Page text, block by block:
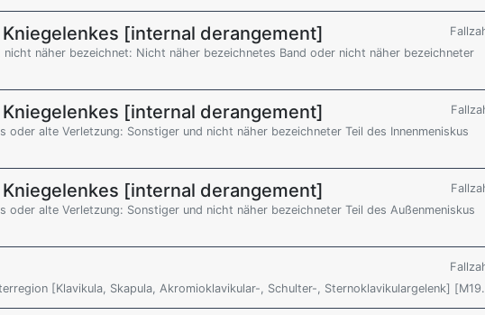
[internal derangement]
nicht näher bezeichnet: Nicht näher bezeichnetes Band oder nicht näher bezeichneter
[internal derangement]
oder alte Verletzung: Sonstiger und nicht näher bezeichneter Teil des Innenmeniskus
[internal derangement]
oder alte Verletzung: Sonstiger und nicht näher bezeichneter Teil des Außenmeniskus
[Klavikula, Skapula, Akromioklavikular-, Schulter-, Sternoklavikulargelenk]